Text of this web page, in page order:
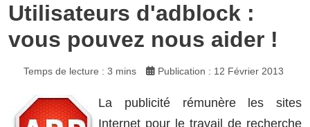
Utilisateurs d'adblock :
vous pouvez nous aider !
Temps de lecture : 3 mins Publication : 12 Février 2013
La publicité rémunère les sites
Internet pour le travail de recherche